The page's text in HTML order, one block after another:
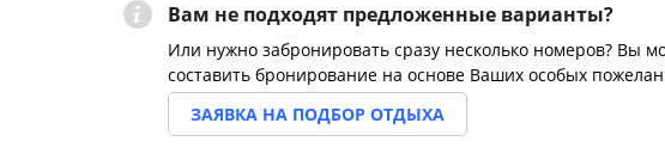
Вам не подходят предложенные варианты?
Или нужно забронировать сразу несколько номеров? Вы
составить бронирование на основе Ваших особых
ЗАЯВКА НА ПОДБОР ОТДЫХА